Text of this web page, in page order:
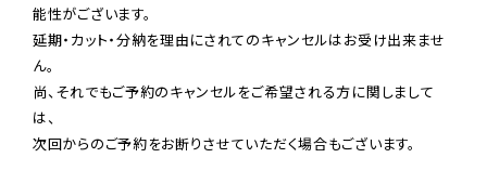
能性がございます。
延期・カット・分納を理由にされてのキャンセルはお受け出来ませ
ん。
尚、それでもご予約のキャンセルをご希望される方に関しまして
は、
次回からのご予約をお断りさせていただく場合もございます。